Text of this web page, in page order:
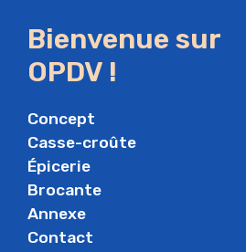
Bienvenue sur
OPDV !
Concept
Casse-croûte
Épicerie
Brocante
Annexe
Contact